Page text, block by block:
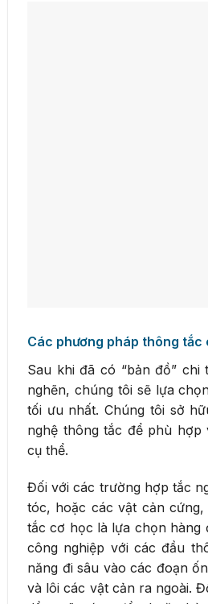
Các phương pháp thông tắc
Sau khi đã có “bản đồ” chi
nghẽn, chúng tôi sẽ lựa
tối ưu nhất. Chúng tôi sở
nghệ thông tắc để phù hợp
cụ thể.
Đối với các trường hợp tắc
tóc, hoặc các vật cản
tắc cơ học là lựa chọn hàng
công nghiệp với các đầu
năng đi sâu vào các đoạn
và lôi các vật cản ra ngoài.